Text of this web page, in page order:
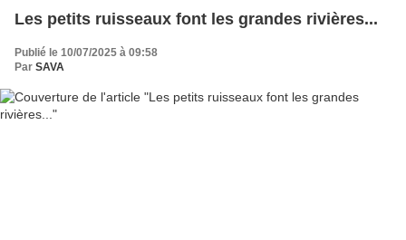
Les petits ruisseaux font les grandes rivières...
Publié le 10/07/2025 à 09:58
Par SAVA